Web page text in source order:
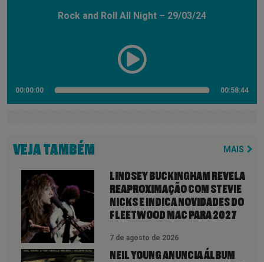
Rock and Roll All Night – 29/03/24
00:00:00 00:58:44
VEJA TAMBÉM MAIS
LINDSEY BUCKINGHAM REVELA
REAPROXIMAÇÃO COM STEVIE
NICKS E INDICA NOVIDADES DO
FLEETWOOD MAC PARA 2027
7 de agosto de 2026
NEIL YOUNG ANUNCIA ÁLBUM